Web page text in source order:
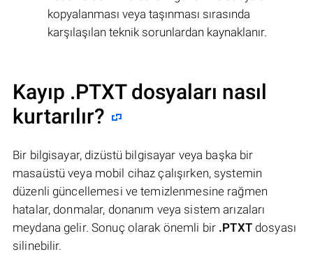
kopyalanması veya taşınması sırasında
karşılaşılan teknik sorunlardan kaynaklanır.
Kayıp .PTXT dosyaları nasıl
kurtarılır?
Bir bilgisayar, dizüstü bilgisayar veya başka bir
masaüstü veya mobil cihaz çalışırken, systemin
düzenli güncellemesi ve temizlenmesine rağmen
hatalar, donmalar, donanım veya sistem arızaları
meydana gelir. Sonuç olarak önemli bir .PTXTdosyası
silinebilir.